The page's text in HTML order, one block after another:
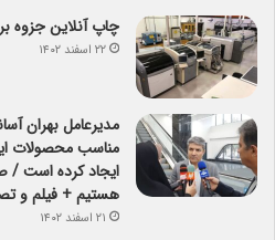
چاپ آنلاین جزوه
۲۲ اسفند ۱۴۰۲
مدیرعامل بهران
مناسب محصولات
هستیم + فیلم و
۲۱ اسفند ۱۴۰۲